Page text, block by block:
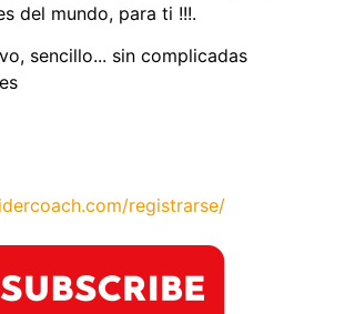
del mundo, para ti !!!.
sencillo... sin complicadas
registrarse/